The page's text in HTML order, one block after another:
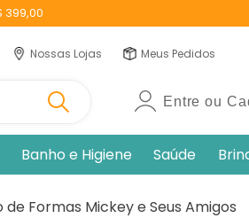
399,00
Nossas Lojas Meus Pedidos
Entre ou
Banho e Higiene Saúde
Formas Mickey e Seus Amigos